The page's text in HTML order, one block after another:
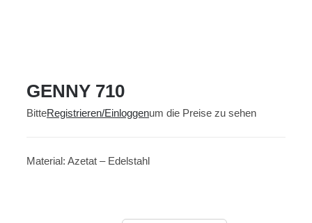
GENNY 710
BitteRegistrieren/Einloggenum die Preise zu sehen
Material: Azetat – Edelstahl